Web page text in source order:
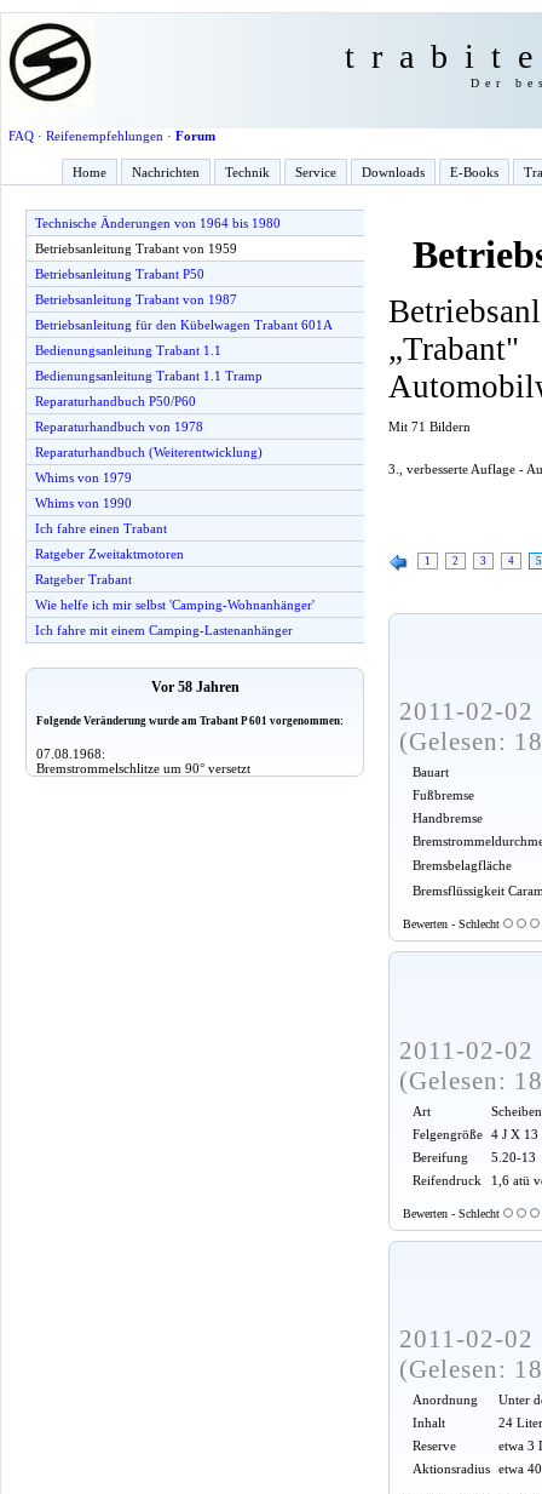
Der
FAQ· Reifenempfehlungen · Forum
Home Nachrichten Technik Service Downloads E-Books
Technische Änderungen von 1964 bis 1980
Betriebsanleitung Trabant von 1959
Betriebsanleitung Trabant P50
Betriebsanleitung Trabant von 1987
Betriebsanleitung für den Kübelwagen Trabant 601A
Bedienungsanleitung Trabant 1.1
Bedienungsanleitung Trabant 1.1 Tramp
Reparaturhandbuch P50/P60
Reparaturhandbuch von 1978
Reparaturhandbuch (Weiterentwicklung)
Whims von 1979
Whims von 1990
Ich fahre einen Trabant
Ratgeber Zweitaktmotoren
Ratgeber Trabant
Wie helfe ich mir selbst 'Camping-Wohnanhänger'
Ich fahre mit einem Camping-Lastenanhänger
Vor 58 Jahren
Folgende Veränderung wurde am Trabant P 601 vorgenommen:
07.08.1968:
Bremstrommelschlitze um 90° versetzt
Mit 71 Bildern
3., verbesserte Auflage -
1 2 3 4 5
2011-02-
(Gelesen:
Bauart
Fußbremse
Handbremse
Bremsbelagfläche
Bremsflüssigkeit
Bewerten - Schlecht
2011-02-
(Gelesen:
Art
Felgengröße 4 J X 13
Bereifung
5.20-13
Reifendruck
1,6 atü
Bewerten - Schlecht
2011-02-
(Gelesen:
Anordnung
Unter
Inhalt
24 Liter
Reserve
etwa 3
Aktionsradius etwa